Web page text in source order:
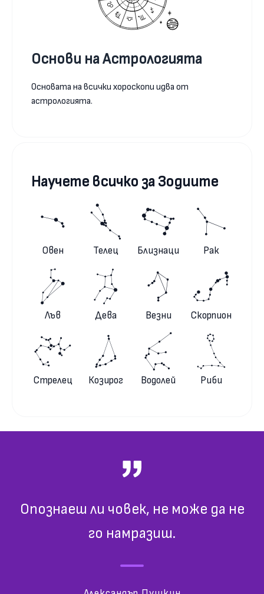
Основи на Астрологията
Основата на всички хороскопи идва от
астрологията.
Научете всичко за Зодиите
Овен Телец Близнаци Рак
Лъв Дева Везни Скорпион
Стрелец Козирог Водолей Риби
Опознаеш ли човек, не може да не
го намразиш.